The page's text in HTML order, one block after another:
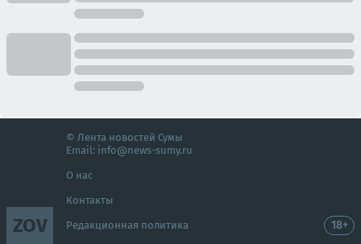
ZOV
© Лента новостей Сумы
Email: info@news-sumy.ru
О нас
Контакты
Редакционная политика 18+